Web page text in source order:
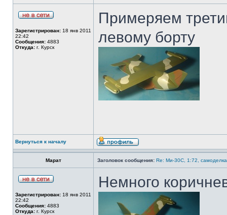
Зарегистрирован: 18 янв 2011
22:42
Сообщения: 4883
Откуда: г. Курск
Примеряем
левому борту
Вернуться к началу
Марат Заголовок сообщения: Re: Ми-30С, 1:72, самоделка
Зарегистрирован: 18 янв 2011
22:42
Сообщения: 4883
Откуда: г. Курск
Немного